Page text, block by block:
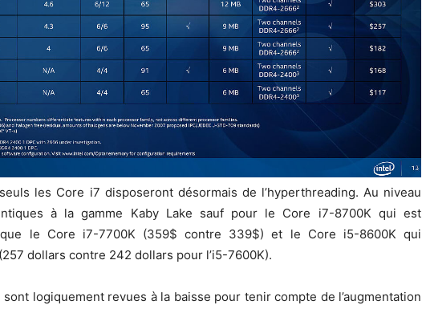
les Core i7 disposeront désormais de l’hyperthreading. Au niveau
à la gamme Kaby Lake sauf pour le Core i7-8700K qui est
le Core i7-7700K (359$ contre 339$) et le Core i5-8600K qui
dollars contre 242 dollars pour l’i5-7600K).
logiquement revues à la baisse pour tenir compte de l’augmentation